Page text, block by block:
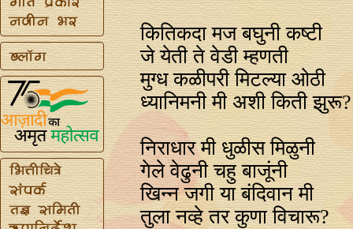
कितिकदा मज बघुनी कष्टी
जे येती ते वेडी म्हणती
मुग्ध कळीपरी मिटल्या ओठी
ध्यानिमनी मी अशी किती झुरू?
निराधार मी धुळीस मिळुनी
गेले वेढुनी चहु बाजूंनी
खिन्‍न जगी या बंदिवान मी
तुला नव्हे तर कुणा विचारू?